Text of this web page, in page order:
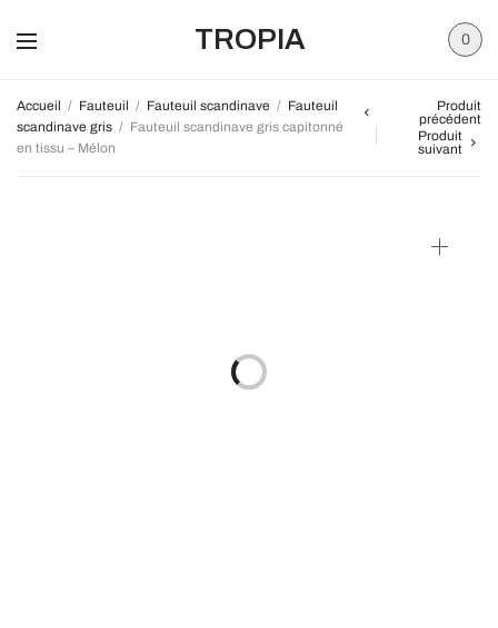
TROPIA 0
Accueil / Fauteuil / Fauteuil scandinave / Fauteuil
scandinave gris / Fauteuil scandinave gris capitonné
en tissu – Mélon
Produit
précédent
Produit
suivant